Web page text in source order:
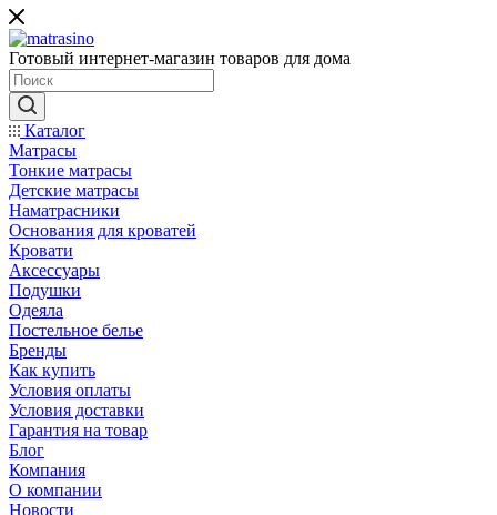
Готовый интернет-магазин товаров для дома
Каталог
Матрасы
Тонкие матрасы
Детские матрасы
Наматрасники
Основания для кроватей
Кровати
Аксессуары
Подушки
Одеяла
Постельное белье
Бренды
Как купить
Условия оплаты
Условия доставки
Гарантия на товар
Блог
Компания
О компании
Новости